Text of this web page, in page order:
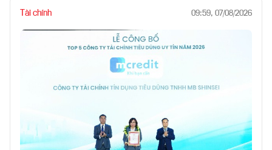
Tài chính 09:59, 07/08/2026